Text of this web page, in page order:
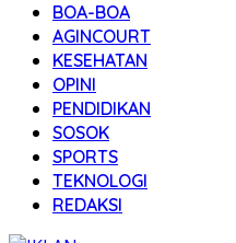
BOA-BOA
AGINCOURT
KESEHATAN
OPINI
PENDIDIKAN
SOSOK
SPORTS
TEKNOLOGI
REDAKSI